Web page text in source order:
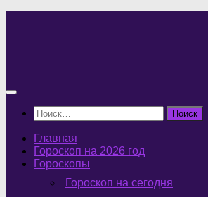
Найти:
Главная
Гороскоп на 2026 год
Гороскопы
Гороскоп на сегодня